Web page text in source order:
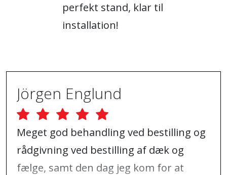
perfekt stand, klar til
installation!
Jörgen Englund
Meget god behandling ved bestilling og
rådgivning ved bestilling af dæk og
fælge, samt den dag jeg kom for at